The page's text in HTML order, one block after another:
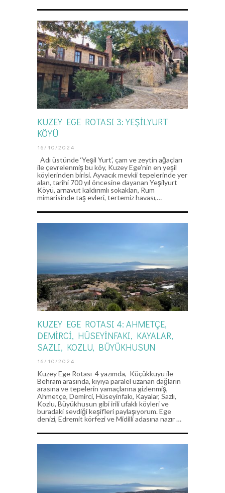
KUZEY EGE ROTASI 3: YEŞILYURT
KÖYÜ
16/10/2024
Adı üstünde ‘Yeşil Yurt’, çam ve zeytin ağaçları
ile çevrelenmiş bu köy, Kuzey Ege’nin en yeşil
köylerinden birisi. Ayvacık mevkii tepelerinde yer
alan, tarihi 700 yıl öncesine dayanan Yeşilyurt
Köyü, arnavut kaldırımlı sokakları, Rum
mimarisinde taş evleri, tertemiz havası,…
KUZEY EGE ROTASI 4: AHMETÇE,
DEMIRCI, HÜSEYINFAKI, KAYALAR,
SAZLI, KOZLU, BÜYÜKHUSUN
16/10/2024
Kuzey Ege Rotası 4 yazımda, Küçükkuyu ile
Behram arasında, kıyıya paralel uzanan dağların
arasına ve tepelerin yamaçlarına gizlenmiş,
Ahmetçe, Demirci, Hüseyinfakı, Kayalar, Sazlı,
Kozlu, Büyükhusun gibi irili ufaklı köyleri ve
buradaki sevdiği keşifleri paylaşıyorum. Ege
denizi, Edremit körfezi ve Midilli adasına nazır …